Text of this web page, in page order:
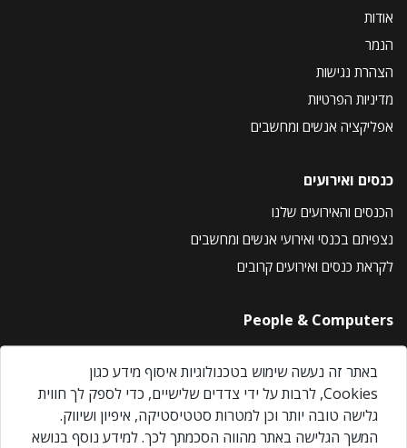
אודות
הנמר
הצהרת נגישות
מדיניות הפרטיות
אפליקציה אנשים ומחשבים
כנסים ואירועים
הכנסים והאירועים שלנו
נצפיתם בכנסי ואירועי אנשים ומחשבים
לקראת כנסים ואירועים קרובים
People & Computers
About Us
Privacy Policy
Contact Us
Our Events
באתר זה נעשה שימוש בטכנולוגיות איסוף מידע כגון
Cookies, לרבות על ידי צדדים שלישיים, כדי לספק לך חווית
גלישה טובה יותר וכן למטרות סטטיסטיקה, איפיון ושיווק.
המשך הגלישה באתר מהווה הסכמתך לכך. למידע נוסף בנושא